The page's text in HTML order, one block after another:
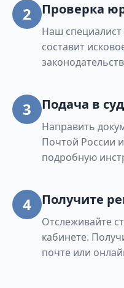
2 Проверка
Наш
составит
3 Подача в суд
Направить
Почтой России
подробную
4 Получите
Отслеживайте
кабинете.
почте или